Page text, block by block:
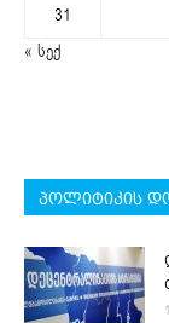
31
« სექ
პოლიტიკის